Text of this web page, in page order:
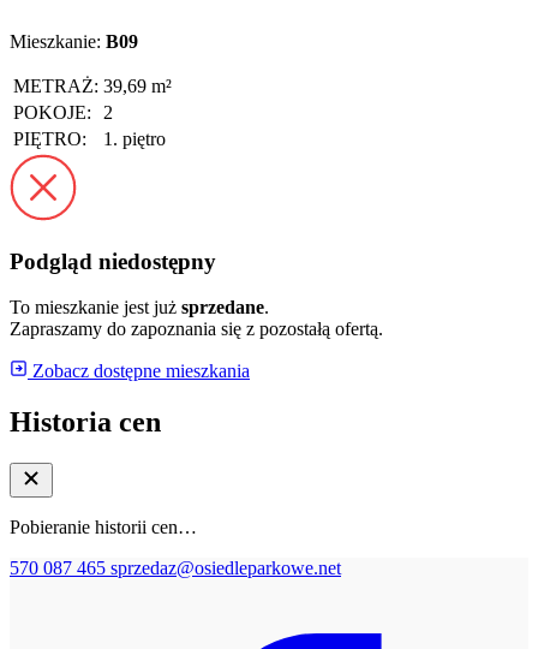
Mieszkanie: B09
METRAŻ: 39,69 m²
POKOJE:
2
PIĘTRO:
1. piętro
Podgląd niedostępny
To mieszkanie jest już sprzedane.
Zapraszamy do zapoznania się z pozostałą ofertą.
Zobacz dostępne mieszkania
Historia cen
Pobieranie historii cen…
570 087 465 sprzedaz@osiedleparkowe.net